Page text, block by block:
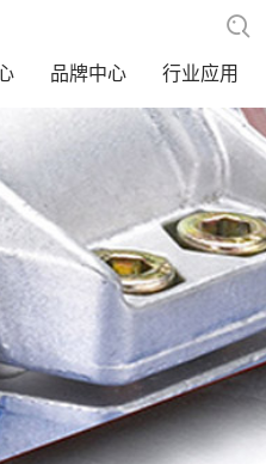
品牌中心 行业应用